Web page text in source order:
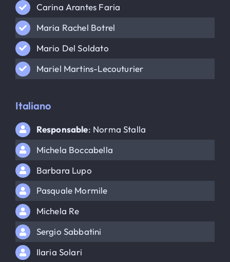
Carina Arantes Faria
Maria Rachel Botrel
Mario Del Soldato
Mariel Martins-Lecouturier
Italiano
Responsable: Norma Stalla
Michela Boccabella
Barbara Lupo
Pasquale Mormile
Michela Re
Sergio Sabbatini
Ilaria Solari